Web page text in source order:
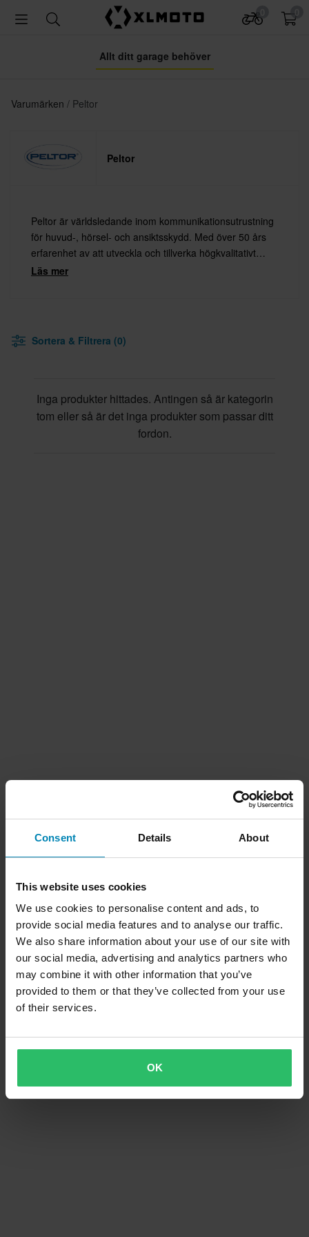
Consent Details About
This website uses cookies
We use cookies to personalise content and ads, to
provide social media features and to analyse our traffic.
We also share information about your use of our site with
our social media, advertising and analytics partners who
may combine it with other information that you’ve
provided to them or that they’ve collected from your use
of their services.
OK
Allt ditt garage behöver
Varumärken Peltor
Peltor
Peltor är världsledande inom kommunikationsutrustning
för huvud-, hörsel- och ansiktsskydd. Med över 50 års
erfarenhet av att utveckla och tillverka högkvalitativt
hörselskydd har Peltor placerat sig i framkant när det
Läs mer
Sortera & Filtrera (0)
Inga produkter hittades. Antingen så är kategorin
tom eller så är det inga produkter som passar ditt
fordon.